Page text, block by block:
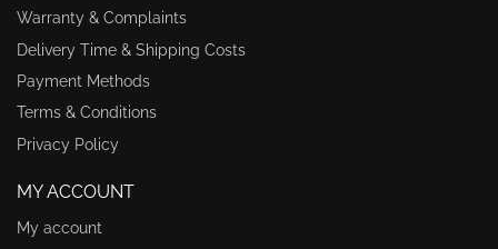
Warranty & Complaints
Delivery Time & Shipping Costs
Payment Methods
Terms & Conditions
Privacy Policy
MY ACCOUNT
My account